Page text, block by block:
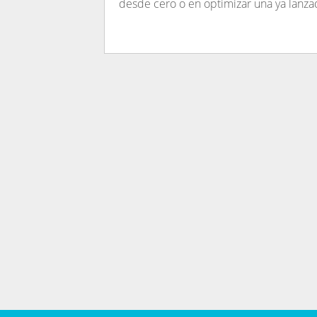
desde cero o en optimizar una ya